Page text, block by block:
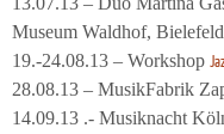
Museum Waldhof, Bielefeld
19.-24.08.13 – Workshop
28.08.13 – MusikFabrik
14.09.13 .- Musiknacht